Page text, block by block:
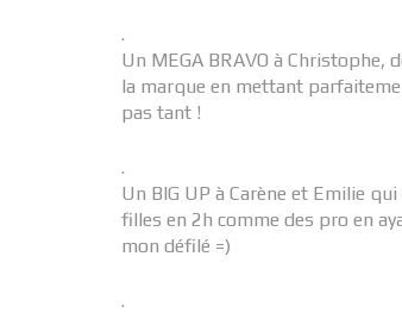
.
Un MEGA BRAVO à Christophe,
la marque en mettant
pas tant !
.
Un BIG UP à Carène et Emilie
filles en 2h comme des pro en
mon défilé =)
.